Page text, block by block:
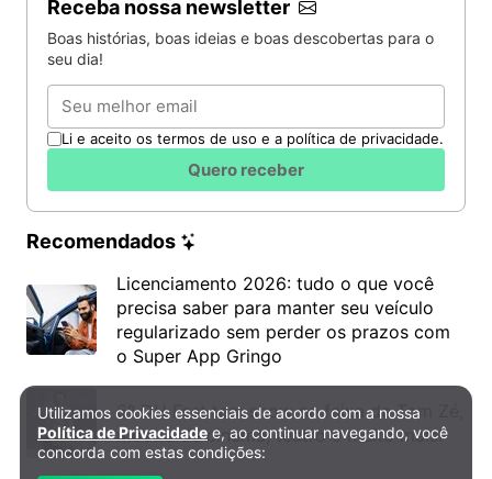
Receba nossa newsletter
Boas histórias, boas ideias e boas descobertas para o
seu dia!
Email
Li e aceito os termos de uso e a política de privacidade.
Quero receber
Recomendados
Licenciamento 2026: tudo o que você
precisa saber para manter seu veículo
regularizado sem perder os prazos com
o Super App Gringo
6º DH Fest tem show na faixa de Tom Zé,
mostra de cinema, teatro e muito mais!
Política de Privacidade e Cookies
Utilizamos cookies essenciais de acordo com a nossa
Política de Privacidade e, ao continuar navegando, você
concorda com estas condições: